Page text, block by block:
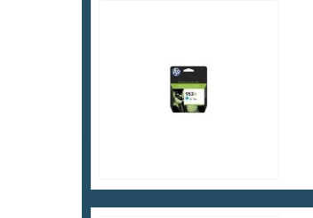
EN STOCK